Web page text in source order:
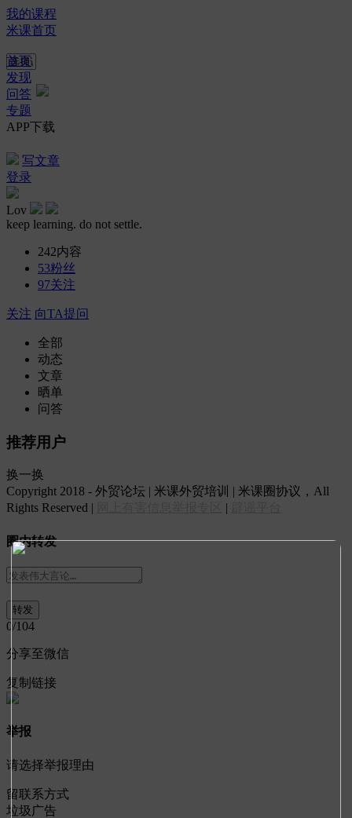
我的课程
米课首页
首页
发现
问答
专题
APP下载
写文章
登录
Lov
keep learning. do not settle.
242内容
53粉丝
97关注
关注 向TA提问
全部
动态
文章
晒单
问答
推荐用户
换一换
Copyright 2018 - 外贸论坛 | 米课外贸培训 | 米课圈协议，All
Rights Reserved |
|
圈内转发
0/104
分享至微信
复制链接
举报
请选择举报理由
留联系方式
垃圾广告